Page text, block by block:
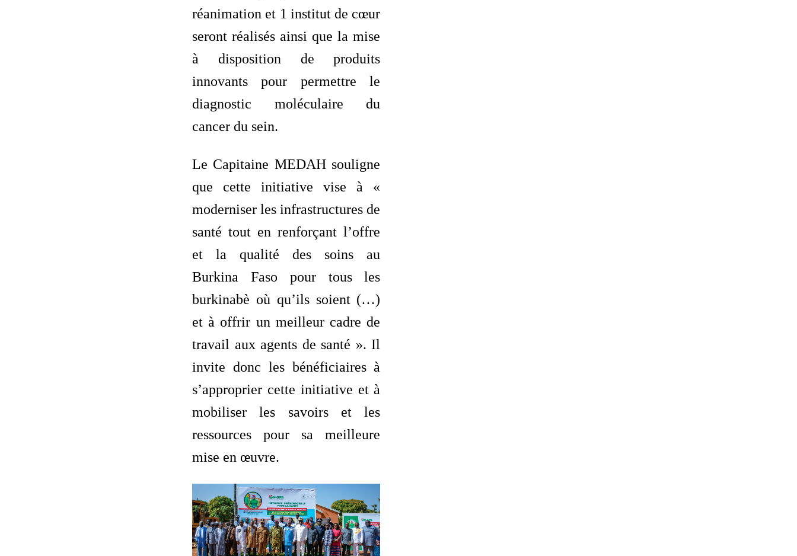
réanimation et 1 institut de cœur
seront réalisés ainsi que la mise
à disposition de produits
innovants pour permettre le
diagnostic moléculaire du
cancer du sein.
Le Capitaine MEDAH souligne
que cette initiative vise à «
moderniser les infrastructures de
santé tout en renforçant l’offre
et la qualité des soins au
Burkina Faso pour tous les
burkinabè où qu’ils soient (…)
et à offrir un meilleur cadre de
travail aux agents de santé ». Il
invite donc les bénéficiaires à
s’approprier cette initiative et à
mobiliser les savoirs et les
ressources pour sa meilleure
mise en œuvre.